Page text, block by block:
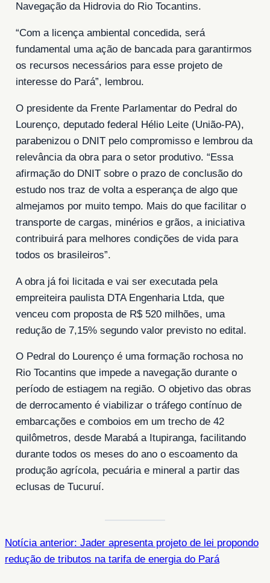
Navegação da Hidrovia do Rio Tocantins.
“Com a licença ambiental concedida, será
fundamental uma ação de bancada para garantirmos
os recursos necessários para esse projeto de
interesse do Pará”, lembrou.
O presidente da Frente Parlamentar do Pedral do
Lourenço, deputado federal Hélio Leite (União-PA),
parabenizou o DNIT pelo compromisso e lembrou da
relevância da obra para o setor produtivo. “Essa
afirmação do DNIT sobre o prazo de conclusão do
estudo nos traz de volta a esperança de algo que
almejamos por muito tempo. Mais do que facilitar o
transporte de cargas, minérios e grãos, a iniciativa
contribuirá para melhores condições de vida para
todos os brasileiros”.
A obra já foi licitada e vai ser executada pela
empreiteira paulista DTA Engenharia Ltda, que
venceu com proposta de R$ 520 milhões, uma
redução de 7,15% segundo valor previsto no edital.
O Pedral do Lourenço é uma formação rochosa no
Rio Tocantins que impede a navegação durante o
período de estiagem na região. O objetivo das obras
de derrocamento é viabilizar o tráfego contínuo de
embarcações e comboios em um trecho de 42
quilômetros, desde Marabá a Itupiranga, facilitando
durante todos os meses do ano o escoamento da
produção agrícola, pecuária e mineral a partir das
eclusas de Tucuruí.
Notícia anterior: Jader apresenta projeto de lei propondo
redução de tributos na tarifa de energia do Pará